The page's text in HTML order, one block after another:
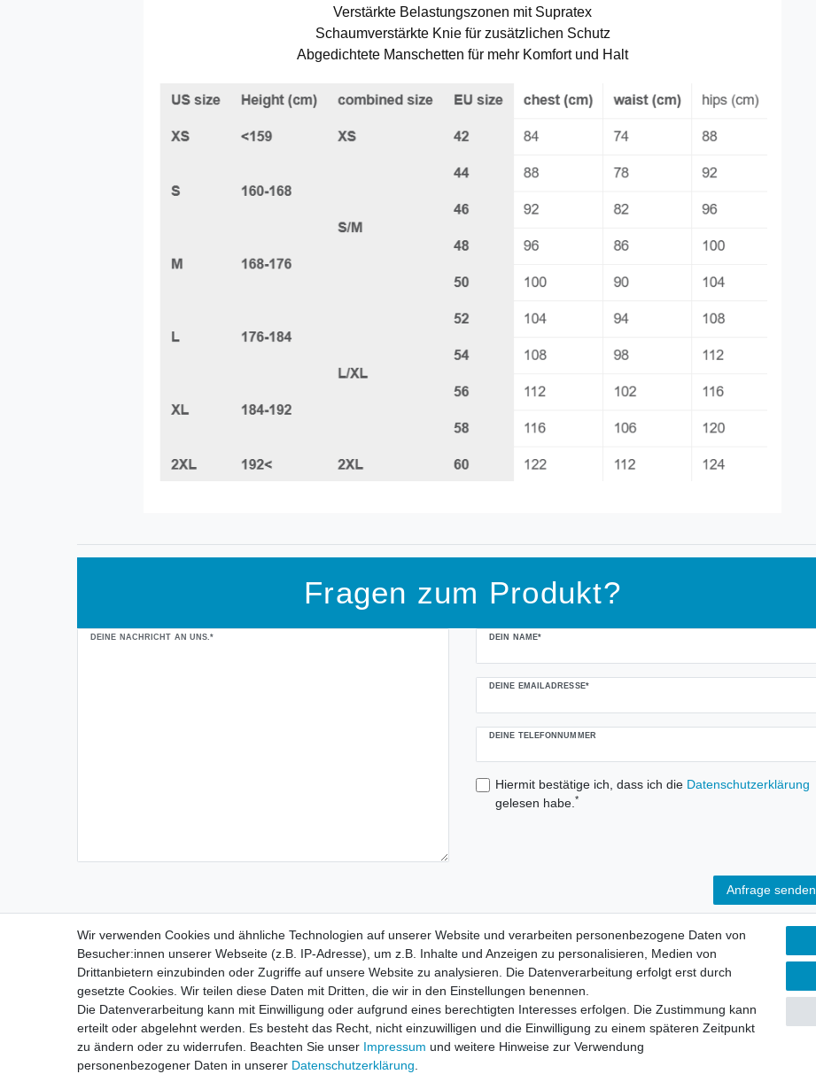
Verstärkte Belastungszonen mit Supratex
Schaumverstärkte Knie für zusätzlichen Schutz
Abgedichtete Manschetten für mehr Komfort und Halt
Fragen zum Produkt?
DEINE NACHRICHT AN UNS.* DEIN NAME*
DEINE EMAILADRESSE*
DEINE TELEFONNUMMER
Hiermit bestätige ich, dass ich die Daten­schutz­erklärung
gelesen habe. *
Ceres::Template.mailFormHoneypotLabel
Anfrage senden
Impressum Daten­schutz­erklärung AGB Widerrufs­recht Vertrag widerrufen
Versandinformationen
Wir verwenden Cookies und ähnliche Technologien auf unserer Website und verarbeiten personenbezogene Daten von
Besucher:innen unserer Webseite (z.B. IP-Adresse), um z.B. Inhalte und Anzeigen zu personalisieren, Medien von
Drittanbietern einzubinden oder Zugriffe auf unsere Website zu analysieren. Die Datenverarbeitung erfolgt erst durch
gesetzte Cookies. Wir teilen diese Daten mit Dritten, die wir in den Einstellungen benennen.
Die Datenverarbeitung kann mit Einwilligung oder aufgrund eines berechtigten Interesses erfolgen. Die Zustimmung kann
erteilt oder abgelehnt werden. Es besteht das Recht, nicht einzuwilligen und die Einwilligung zu einem späteren Zeitpunkt
zu ändern oder zu widerrufen. Beachten Sie unser Impressum und weitere Hinweise zur Verwendung
personenbezogener Daten in unserer Daten­schutz­erklärung